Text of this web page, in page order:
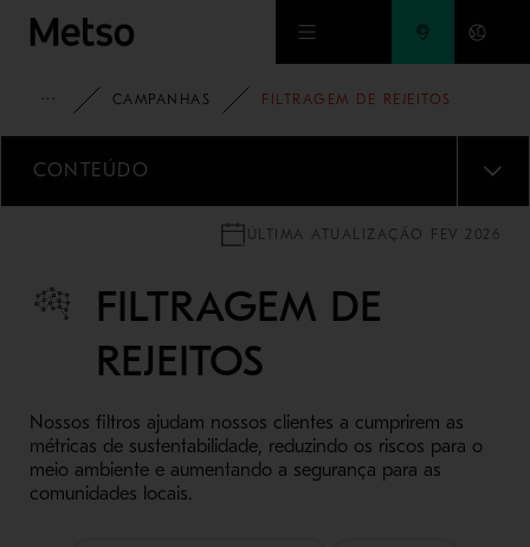
Ir para o conteúdo principal
METSO
CAMPANHAS FILTRAGEM DE REJEITOS
CONTEÚDO
MENU
ÚLTIMA ATUALIZAÇÃO FEV 2026
FILTRAGEM DE
REJEITOS
Nossos filtros ajudam nossos clientes a cumprirem as
métricas de sustentabilidade, reduzindo os riscos para o
meio ambiente e aumentando a segurança para as
comunidades locais.